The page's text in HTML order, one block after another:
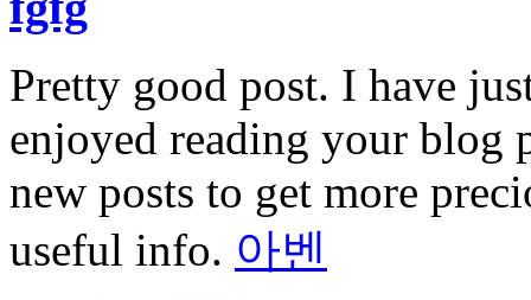
Pretty good post. I have
enjoyed reading your blog
new posts to get more
useful info. 아벤